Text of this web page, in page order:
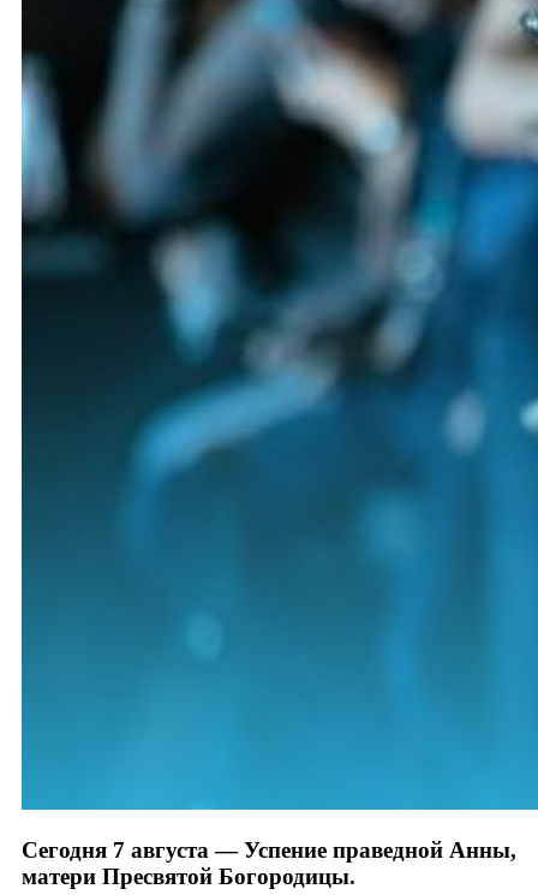
Сегодня 7 августа — Успение праведной Анны,
матери Пресвятой Богородицы.